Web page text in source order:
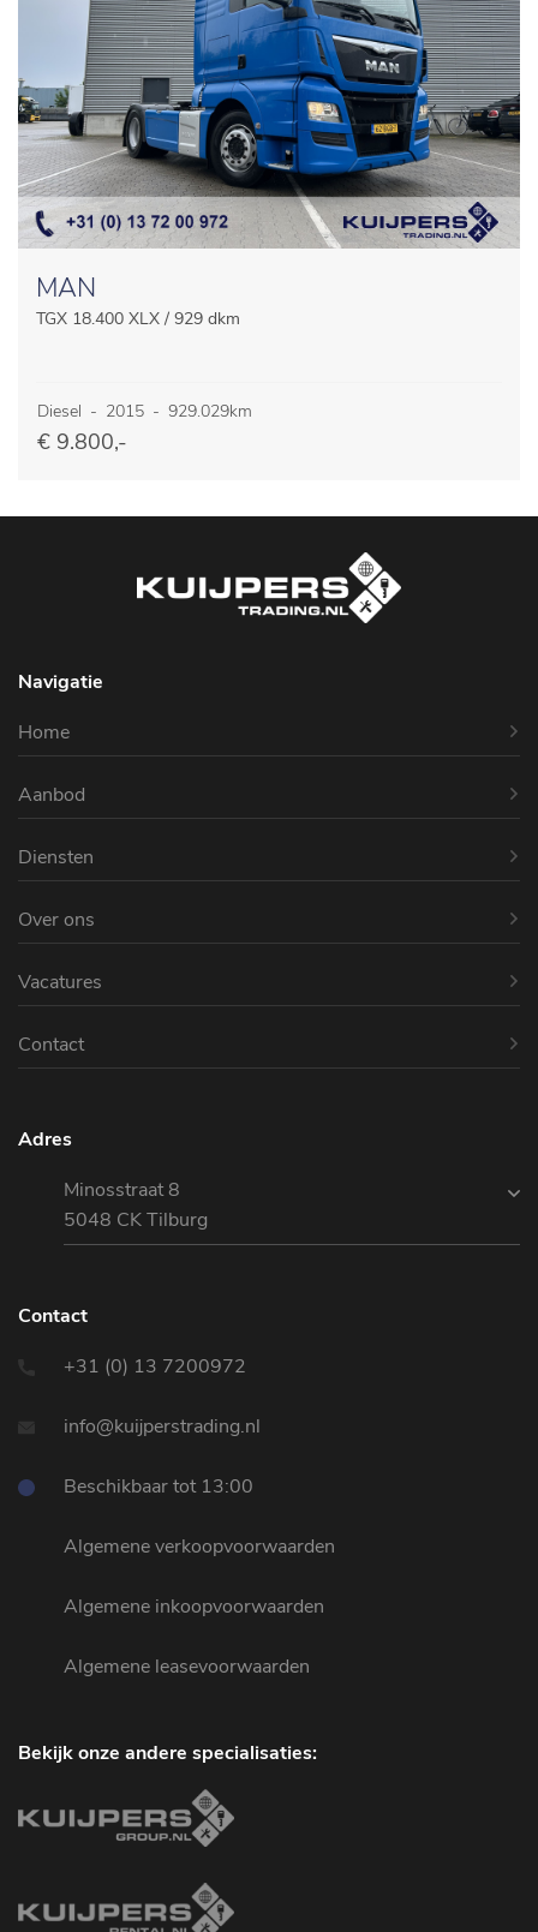
MAN
TGX 18.400 XLX / 929 dkm
Diesel - 2015 - 929.029km
€ 9.800,-
Navigatie
Home
Aanbod
Diensten
Over ons
Vacatures
Contact
Adres
Minosstraat 8
5048 CK Tilburg
Contact
+31 (0) 13 7200972
info@kuijperstrading.nl
Beschikbaar tot 13:00
Algemene verkoopvoorwaarden
Algemene inkoopvoorwaarden
Algemene leasevoorwaarden
Bekijk onze andere specialisaties: